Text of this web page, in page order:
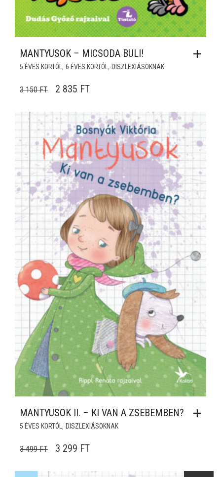
MANTYUSOK – MICSODA BULI!
5 ÉVES KORTÓL , 6 ÉVES KORTÓL , DISZLEXIÁSOKNAK
3 150FT ORIGINAL PRICE WAS: 3 150 FT.
2 835 FTCURRENT PRICE IS: 2 835 FT.
MANTYUSOK II. – KI VAN A ZSEBEMBEN?
5 ÉVES KORTÓL, DISZLEXIÁSOKNAK
3 499FT ORIGINAL PRICE WAS: 3 499 FT.
3 299 FTCURRENT PRICE IS: 3 299 FT.